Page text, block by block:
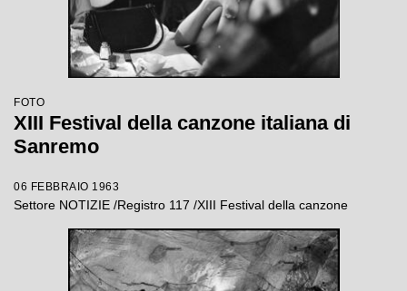
FOTO
XIII Festival della canzone italiana di
Sanremo
06 FEBBRAIO 1963
Settore NOTIZIE /Registro 117 /XIII Festival della canzone